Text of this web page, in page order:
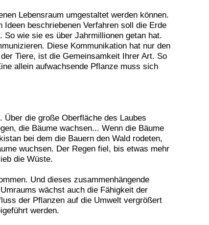
Lebensraum umgestaltet werden können.
beschriebenen Verfahren soll die Erde
wie sie es über Jahrmillionen getan hat.
Diese Kommunikation hat nur den
Tiere, ist die Gemeinsamkeit Ihrer Art. So
allein aufwachsende Pflanze muss sich
die große Oberfläche des Laubes
die Bäume wachsen... Wenn die Bäume
bei dem die Bauern den Wald rodeten,
wuchsen. Der Regen fiel, bis etwas mehr
die Wüste.
Und dieses zusammenhängende
wächst auch die Fähigkeit der
der Pflanzen auf die Umwelt vergrößert
werden.